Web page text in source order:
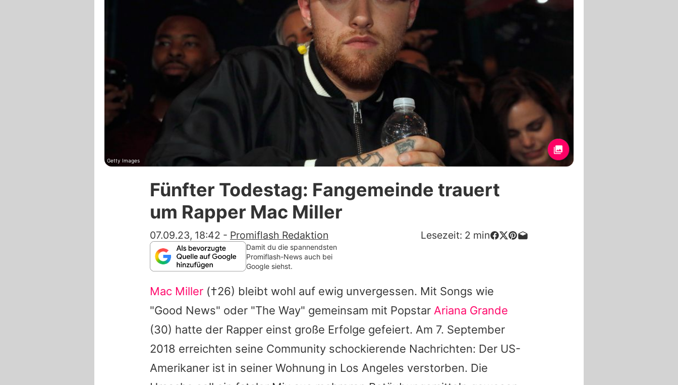
Promiflash Exklusiv
Alle Themen auf Promiflash
Jobs
App runterladen
Team
Redaktionelle Richtlinien
Impressum
Datenschutzerklärung
Nutzungsbedingungen
Utiq verwalten
Getty Images
Fünfter Todestag: Fangemeinde trauert
um Rapper Mac Miller
07.09.23, 18:42 - Promiflash Redaktion Lesezeit: 2 min
Damit du die spannendsten
Promiflash-News auch bei
Google siehst.
Mac Miller (†26) bleibt wohl auf ewig unvergessen. Mit Songs wie
"Good News" oder "The Way" gemeinsam mit Popstar Ariana Grande
(30) hatte der Rapper einst große Erfolge gefeiert. Am 7. September
2018 erreichten seine Community schockierende Nachrichten: Der US-
Amerikaner ist in seiner Wohnung in Los Angeles verstorben. Die